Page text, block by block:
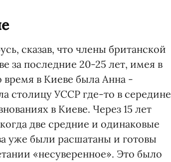
сказав, что члены британской
за последние 20-25 лет, имея в
в Киеве была Анна -
столицу УССР где-то в середине
в Киеве. Через 15 лет
две средние и одинаковые
уже были расшатаны и готовы
«несуверенное». Это было